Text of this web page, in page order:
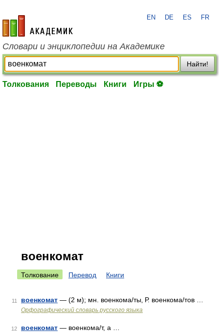
academic.ru
EN DE ES FR
Словари и энциклопедии на Академике
Найти!
Толкования Переводы Книги Игры ⚽
военкомат
Толкование Перевод Книги
11 военкомат — (2 м); мн. военкома/ты‚ Р. военкома/тов …
Орфографический словарь русского языка
12 военкомат — военкома/т, а …